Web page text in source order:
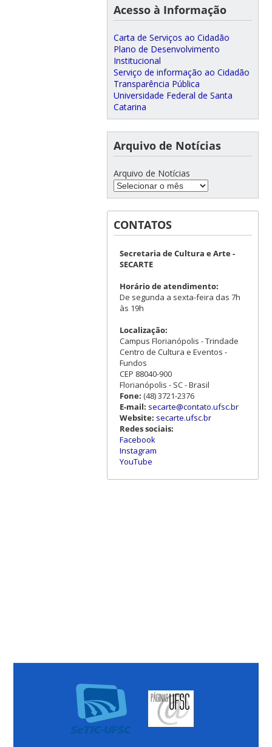
Acesso à Informação
Carta de Serviços ao Cidadão
Plano de Desenvolvimento
Institucional
Serviço de informação ao Cidadão
Transparência Pública
Universidade Federal de Santa
Catarina
Arquivo de Notícias
Arquivo de Notícias
CONTATOS
Secretaria de Cultura e Arte -
SECARTE
Horário de atendimento:
De segunda a sexta-feira das 7h
às 19h
Localização:
Campus Florianópolis - Trindade
Centro de Cultura e Eventos -
Fundos
CEP 88040-900
Florianópolis - SC - Brasil
Fone: (48) 3721-2376
E-mail: secarte@contato.ufsc.br
Website: secarte.ufsc.br
Redes sociais:
Facebook
Instagram
YouTube